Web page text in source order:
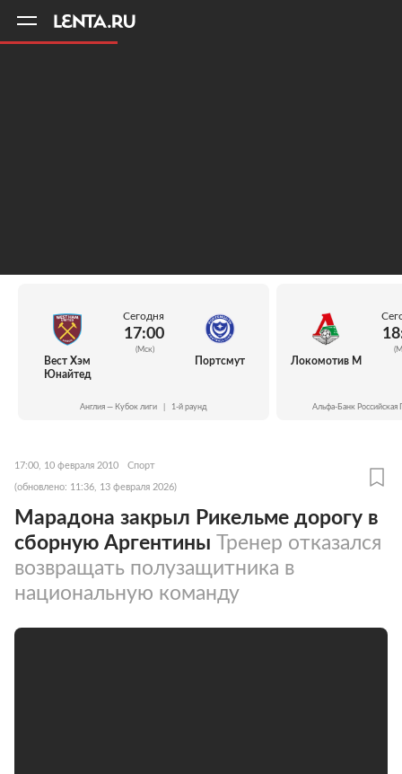
Вест Хэм
Юнайтед
Сегодня
17:00
(Мск)
Портсмут
Англия — Кубок лиги 1-й раунд
Локомотив М
Альфа-Банк Российская
17:00, 10 февраля 2010 Спорт
(обновлено: 11:36, 13 февраля 2026)
Марадона закрыл Рикельме дорогу в
сборную Аргентины Тренер отказался
возвращать полузащитника в
национальную команду